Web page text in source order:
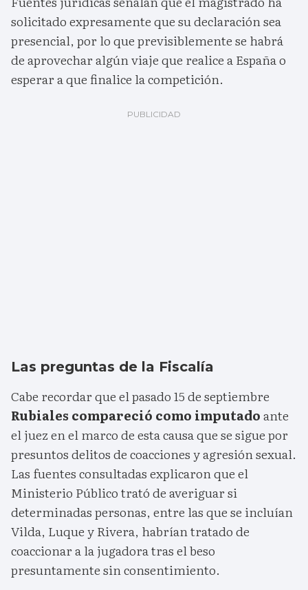
solicitado expresamente que su declaración sea
presencial, por lo que previsiblemente se habrá
de aprovechar algún viaje que realice a España o
esperar a que finalice la competición.
Las preguntas de la Fiscalía
Cabe recordar que el pasado 15 de septiembre
Rubiales compareció como imputadoante
el juez en el marco de esta causa que se sigue por
presuntos delitos de coacciones y agresión sexual.
Las fuentes consultadas explicaron que el
Ministerio Público trató de averiguar si
determinadas personas, entre las que se incluían
Vilda, Luque y Rivera, habrían tratado de
coaccionar a la jugadora tras el beso
presuntamente sin consentimiento.